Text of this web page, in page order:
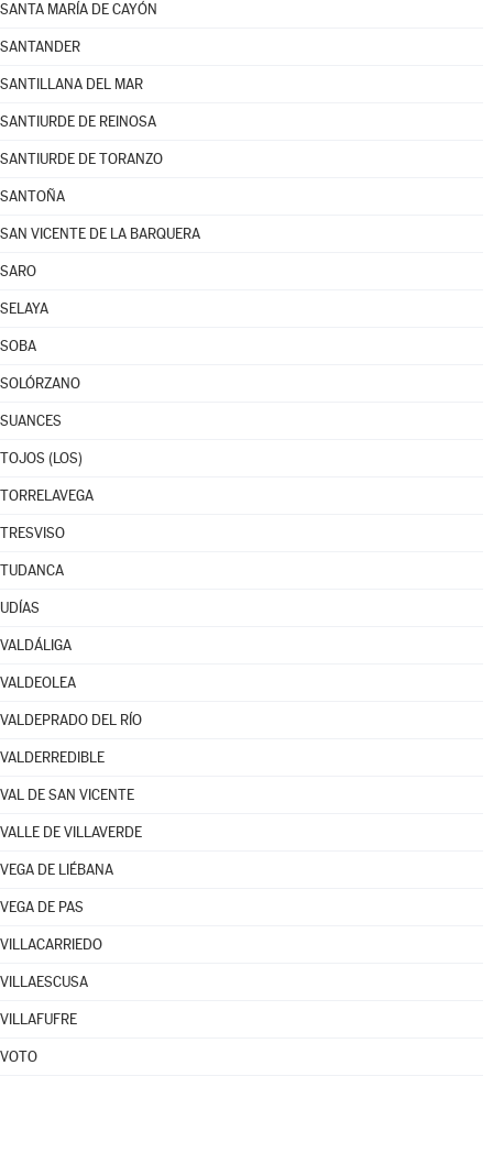
SANTA MARÍA DE CAYÓN
SANTANDER
SANTILLANA DEL MAR
SANTIURDE DE REINOSA
SANTIURDE DE TORANZO
SANTOÑA
SAN VICENTE DE LA BARQUERA
SARO
SELAYA
SOBA
SOLÓRZANO
SUANCES
TOJOS (LOS)
TORRELAVEGA
TRESVISO
TUDANCA
UDÍAS
VALDÁLIGA
VALDEOLEA
VALDEPRADO DEL RÍO
VALDERREDIBLE
VAL DE SAN VICENTE
VALLE DE VILLAVERDE
VEGA DE LIÉBANA
VEGA DE PAS
VILLACARRIEDO
VILLAESCUSA
VILLAFUFRE
VOTO